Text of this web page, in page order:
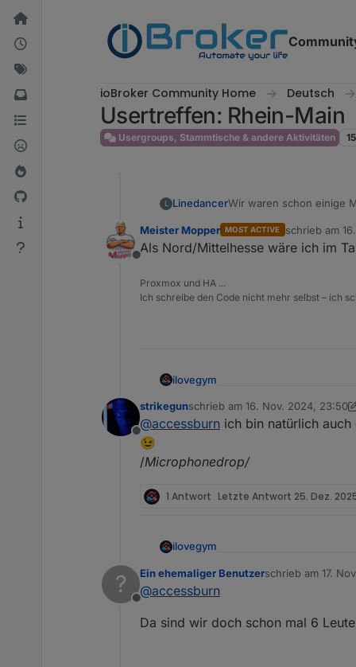
Weiter zum Inhalt
ioBroker Community Home Deutsch
Usertreffen: Rhein-Main
Usergroups, Stammtische & andere Aktivitäten
L LinedancerWir waren schon einige
Ich hab auf alle Fälle
Offline
Meister Mopper MOST ACTIVE schrieb am
zuletzt
Als Nord/Mittelhesse wäre ich im
Proxmox und HA ...
Ich schreibe den Code nicht mehr selbst – ich
ilovegym
Willkommen beim
Offline
strikegunschrieb am 16. Nov. 2024, 23:50
zuletzt editiert von strikegun
@accessburn ich bin natürlich
😉
/Microphonedrop/
1 Antwort Letzte Antwort 25. Dez.
ilovegym
Willkommen beim
?
Offline
Ein ehemaliger Benutzerschrieb am 17.
zuletzt editiert von
@accessburn
Da sind wir doch schon mal 6